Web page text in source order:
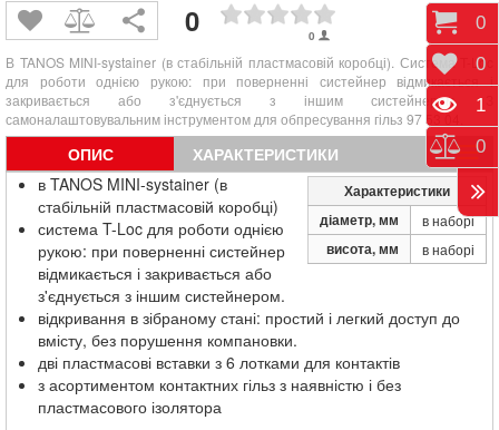
0 0
В TANOS MINI-systainer (в стабільній пластмасовій коробці). Система T-Loc
для роботи однією рукою: при поверненні систейнер відмикається і
закривається або з'єднується з іншим систейнером. З
самоналаштовувальним інструментом для обпресування гільз 97 53 04.
ОПИС ХАРАКТЕРИСТИКИ
Характеристики
діаметр, мм
в наборі
висота, мм в наборі
в TANOS MINI-systainer (в
стабільній пластмасовій коробці)
система T-Loc для роботи однією
рукою: при поверненні систейнер
відмикається і закривається або
з'єднується з іншим систейнером.
відкривання в зібраному стані: простий і легкий доступ до
вмісту, без порушення компановки.
дві пластмасові вставки з 6 лотками для контактів
з асортиментом контактних гільз з наявністю і без
пластмасового ізолятора
0
0
1
0